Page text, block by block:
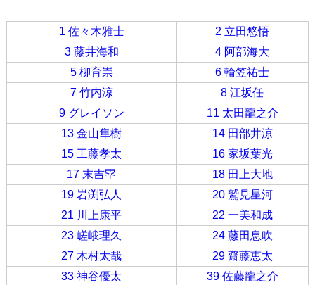
1 佐々木雅士
2 立田悠悟
3 藤井海和
4 阿部海大
5 柳育崇
6 輪笠祐士
7 竹内涼
8 江坂任
9 グレイソン
11 太田龍之介
13 金山隼樹
14 田部井涼
15 工藤孝太
16 家坂葉光
17 末吉塁
18 田上大地
19 岩渕弘人
20 鷲見星河
21 川上康平
22 一美和成
23 嵯峨理久
24 藤田息吹
27 木村太哉
29 齋藤恵太
33 神谷優太
39 佐藤龍之介